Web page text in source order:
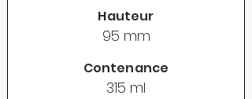
Hauteur
95 mm
Contenance
315 ml